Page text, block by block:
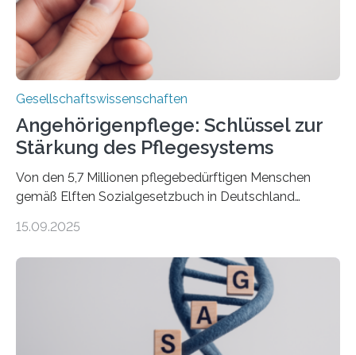
Erkenntnisse. Das Buch deute an, „wie…
Gesellschaftswissenschaften
Angehörigenpflege: Schlüssel zur
Stärkung des Pflegesystems
Von den 5,7 Millionen pflegebedürftigen Menschen
gemäß Elften Sozialgesetzbuch in Deutschland
2050 wird eine Zunahme der Pflegebedürftigen auf 9
Wissenschaftler*innen des Deutschen Zentrums für
Altersfragen, des DIW Berlin und der TU Dortmund
aktuelle Pflegearrangements. Besonderes Augenmerk
wurde auf die Unterschiede zwischen Angehörigen-
und Zugehörigenpflege in und außerhalb des eigenen
15.09.2025